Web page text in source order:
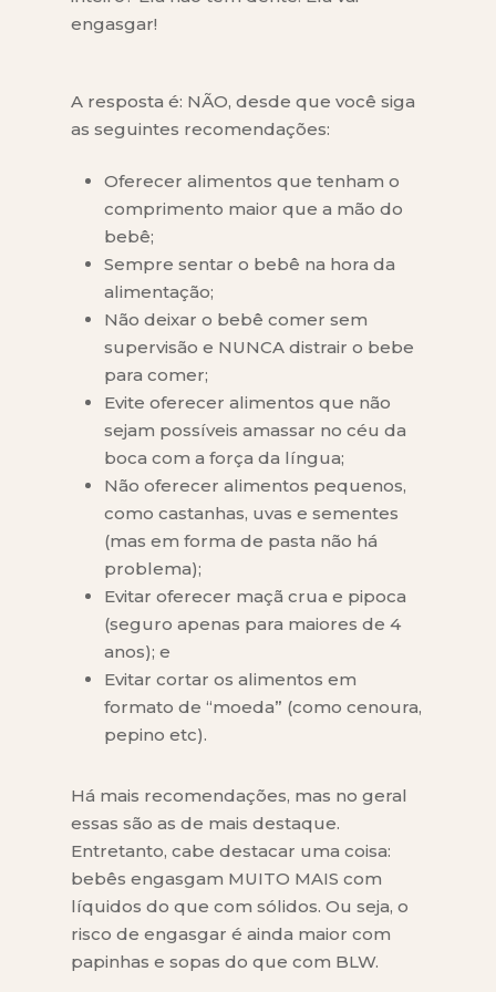
engasgar!
A resposta é: NÃO, desde que você siga
as seguintes recomendações:
Oferecer alimentos que tenham o
comprimento maior que a mão do
bebê;
Sempre sentar o bebê na hora da
alimentação;
Não deixar o bebê comer sem
supervisão e NUNCA distrair o bebe
para comer;
Evite oferecer alimentos que não
sejam possíveis amassar no céu da
boca com a força da língua;
Não oferecer alimentos pequenos,
como castanhas, uvas e sementes
(mas em forma de pasta não há
problema);
Evitar oferecer maçã crua e pipoca
(seguro apenas para maiores de 4
anos); e
Evitar cortar os alimentos em
formato de “moeda” (como cenoura,
pepino etc).
Há mais recomendações, mas no geral
essas são as de mais destaque.
Entretanto, cabe destacar uma coisa:
bebês engasgam MUITO MAIS com
líquidos do que com sólidos. Ou seja, o
risco de engasgar é ainda maior com
papinhas e sopas do que com BLW.